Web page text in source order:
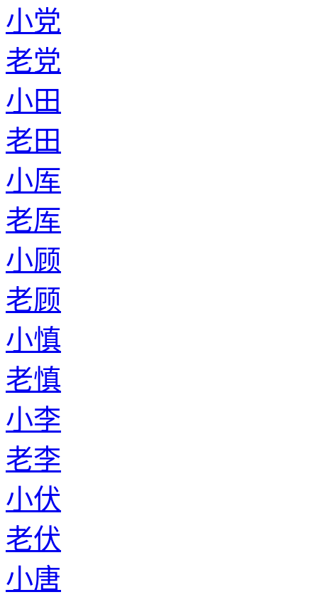
小党
老党
小田
老田
小厍
老厍
小顾
老顾
小慎
老慎
小李
老李
小伏
老伏
小唐